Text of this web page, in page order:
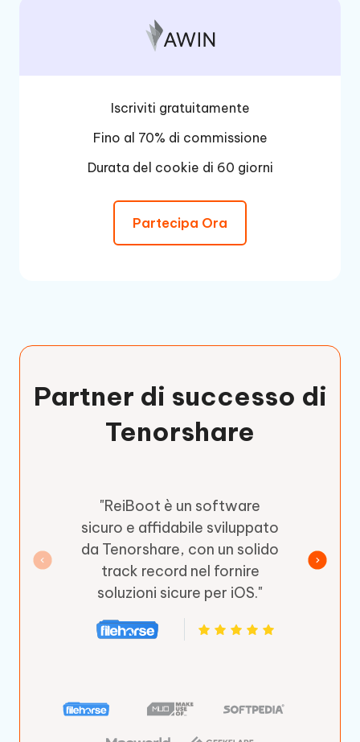
Iscriviti gratuitamente
Fino al 70% di commissione
Durata del cookie di 60 giorni
Partecipa Ora
Partner di successo di
Tenorshare
"ReiBoot è un software
sicuro e affidabile sviluppato
da Tenorshare, con un solido
track record nel fornire
soluzioni sicure per iOS."